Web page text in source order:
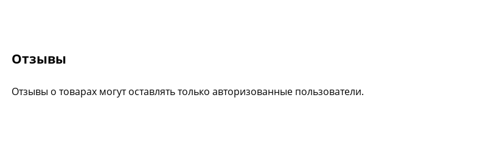
Отзывы
Отзывы о товарах могут оставлять только авторизованные пользователи.